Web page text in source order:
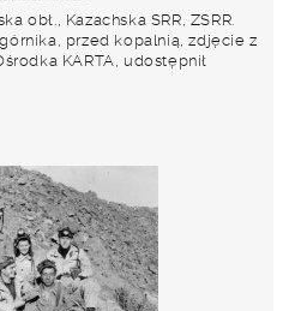
obł., Kazachska SRR, ZSRR.
przed kopalnią, zdjęcie z
KARTA, udostępnił